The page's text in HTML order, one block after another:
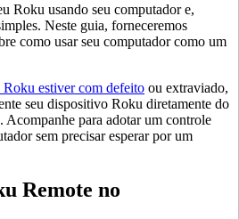
Roku usando seu computador e,
Neste guia, forneceremos
como usar seu computador como um
estiver com defeito ou extraviado,
seu dispositivo Roku diretamente do
Acompanhe para adotar um controle
sem precisar esperar por um
Remote no